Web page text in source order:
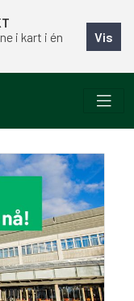
i kart i én
Vis